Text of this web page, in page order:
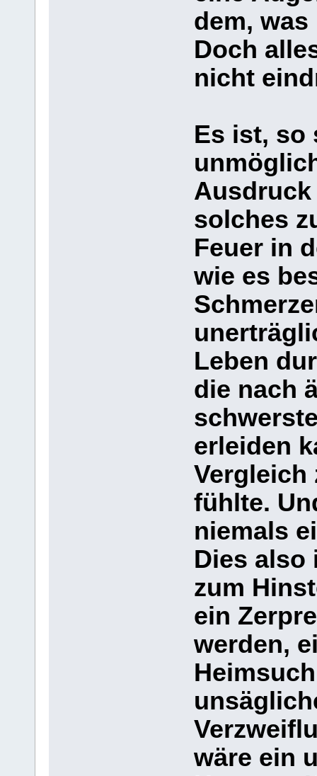
dem,
Doch
nicht
Es ist, so
solches
Feuer in
wie es
Leben
die nach
erleiden
Vergleich
fühlte.
niemals
Dies also
zum
ein
werden,
wäre ein